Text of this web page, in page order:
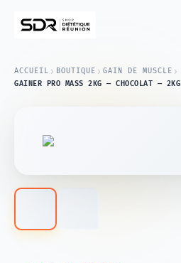
ACCUEIL › BOUTIQUE › GAIN DE MUSCLE ›
GAINER PRO MASS 2KG — CHOCOLAT — 2KG